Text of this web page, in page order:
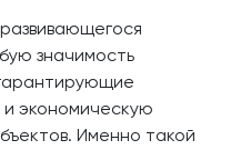
значимость
и экономическую
Именно такой